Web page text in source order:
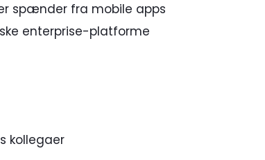
spænder fra mobile apps
enterprise-platforme
kollegaer